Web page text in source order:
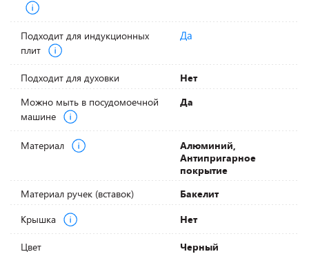
Подходит для индукционных
плит
Да
Подходит для духовки
Нет
Можно мыть в посудомоечной
машине
Да
Материал
Алюминий,
Антипригарное
покрытие
Материал ручек (вставок)
Бакелит
Крышка
Нет
Цвет
Черный